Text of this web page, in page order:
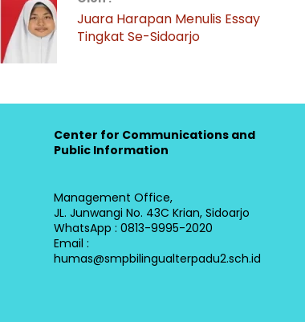
Juara Harapan Menulis Essay
Tingkat Se-Sidoarjo
Center for Communications and
Public Information
Management Office,
JL. Junwangi No. 43C Krian, Sidoarjo
WhatsApp : 0813-9995-2020
Email :
humas@smpbilingualterpadu2.sch.id